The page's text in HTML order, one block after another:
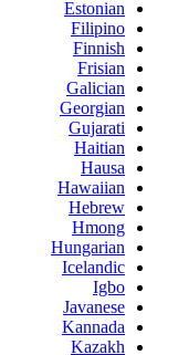
Estonian
Filipino
Finnish
Frisian
Galician
Georgian
Gujarati
Haitian
Hausa
Hawaiian
Hebrew
Hmong
Hungarian
Icelandic
Igbo
Javanese
Kannada
Kazakh